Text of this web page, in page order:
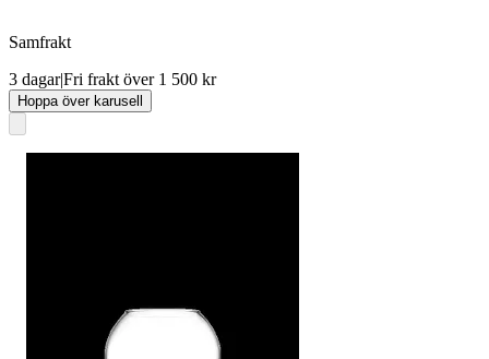
Samfrakt
3 dagar|Fri frakt över 1 500 kr
Hoppa över karusell